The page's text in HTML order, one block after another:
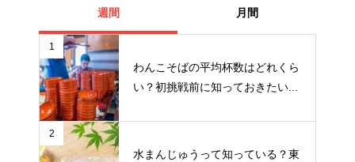
週間 月間
1
わんこそばの平均杯数はどれくら
い？初挑戦前に知っておきたい...
2
水まんじゅうって知っている？東